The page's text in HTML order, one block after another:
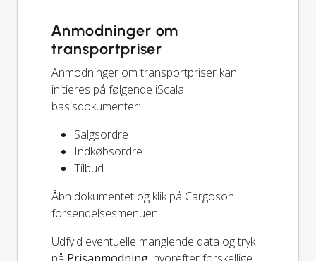
Anmodninger om
transportpriser
Anmodninger om transportpriser kan
initieres på følgende iScala
basisdokumenter:
Salgsordre
Indkøbsordre
Tilbud
Åbn dokumentet og klik på Cargoson
forsendelsesmenuen.
Udfyld eventuelle manglende data og tryk